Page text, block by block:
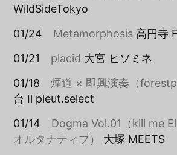
WildSideTokyo
01/24 Metamorphosis 高円寺
01/21 placid 大宮 ヒソミネ
01/18煙道 × 即興演奏（
台 Il pleut.select
01/14 Dogma Vol.01（kill me
オルタナティブ）
大塚 MEETS